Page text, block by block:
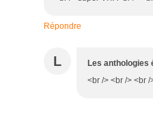
Répondre
L Les anthologies
<br /> <br /> <br